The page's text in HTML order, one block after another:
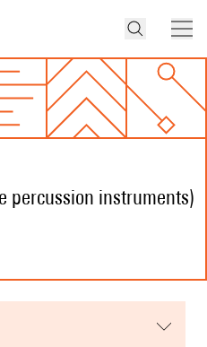
percussion instruments)